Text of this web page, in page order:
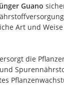
Guano
Art und Weise
die